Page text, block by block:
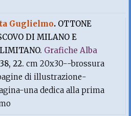
Guglielmo. OTTONE
DI MILANO E
Grafiche Alba
22.cm 20x30--brossura
di illustrazione-
una dedica alla prima